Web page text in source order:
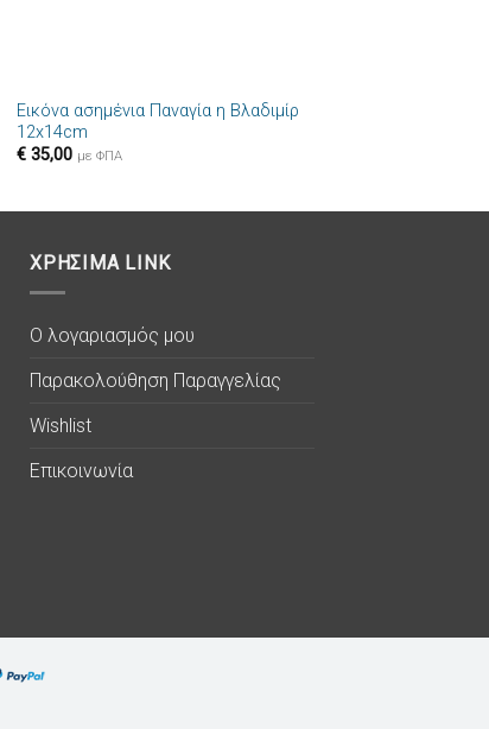
Πρόσθήκη
Εικόνα ασημένια Παναγία η Βλαδιμίρ
12x14cm
€35,00 με ΦΠΑ
ΧΡΗΣΙΜΑ LINK
Ο λογαριασμός μου
Παρακολούθηση Παραγγελίας
Wishlist
Επικοινωνία